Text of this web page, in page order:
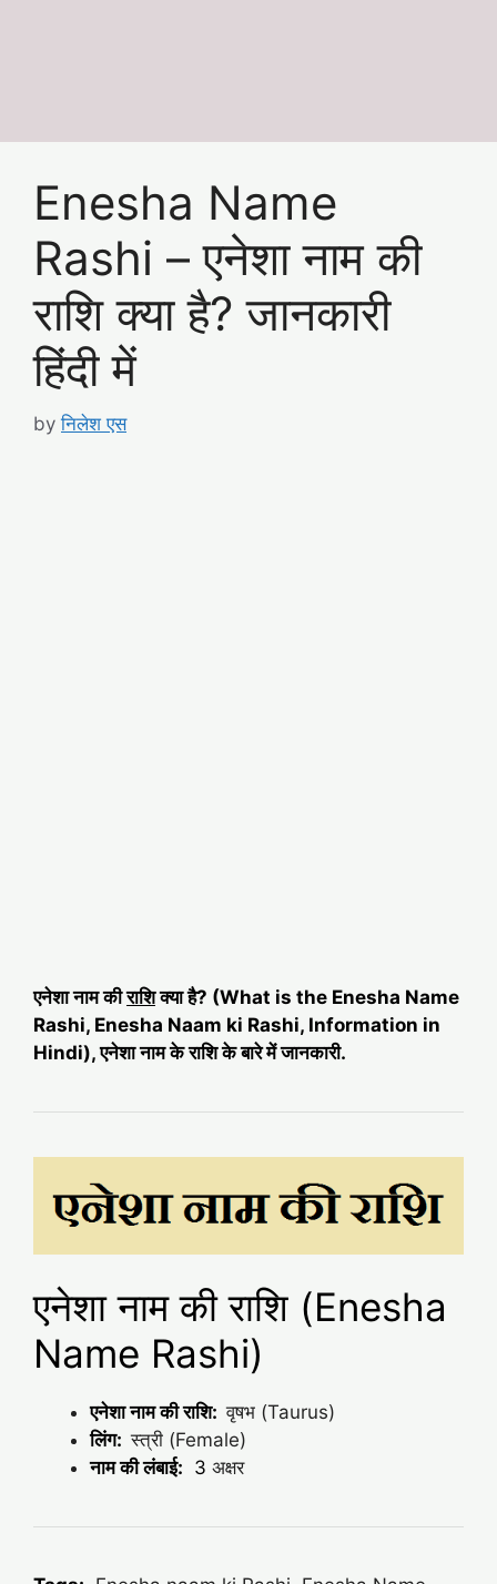
Enesha Name
Rashi – एनेशा नाम की
राशि क्या है? जानकारी
हिंदी में
byनिलेश एस
एनेशा नाम कीराशिक्या है? (What is the Enesha Name
Rashi, Enesha Naam ki Rashi, Information in
Hindi), एनेशा नाम के राशि के बारे में जानकारी.
एनेशा नाम की राशि (Enesha
Name Rashi)
एनेशा नाम की राशि:वृषभ (Taurus)
लिंग:स्त्री (Female)
नाम की लंबाई: 3 अक्षर